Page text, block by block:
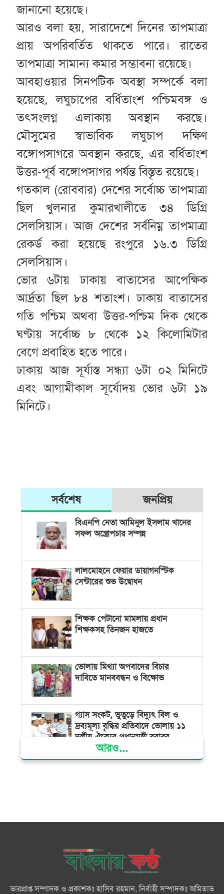
জানানো হয়েছে।
আরও বলা হয়, সারাদেশে দিনের তাপমাত্রা
প্রায় অপরিবর্তিত থাকতে পারে। রাতের
তাপমাত্রা সামান্য কমার সম্ভাবনা রয়েছে।
আবহাওয়ার সিনপটিক অবস্থা সম্পর্কে বলা
হয়েছে, লঘুচাপের বর্ধিতাংশ পশ্চিমবঙ্গ ও
তৎসংলগ্ন এলাকায় অবস্থান করছে।
মৌসুমের স্বাভাবিক লঘুচাপ দক্ষিণ
বঙ্গোপসাগরে অবস্থান করছে, এর বর্ধিতাংশ
উত্তর-পূর্ব বঙ্গোপসাগর পর্যন্ত বিস্তৃত রয়েছে।
গতকাল (রোববার) দেশের সর্বোচ্চ তাপমাত্রা
ছিল খুলনার কুমারখালীতে ৩৪ ডিগ্রি
সেলসিয়াস। আজ দেশের সর্বনিম্ন তাপমাত্রা
রেকর্ড করা হয়েছে রংপুরে ১৬.৩ ডিগ্রি
সেলসিয়াস।
ভোর ৬টায় ঢাকায় বাতাসের আপেক্ষিক
আর্দ্রতা ছিল ৮৪ শতাংশ। ঢাকায় বাতাসের
গতি পশ্চিম অথবা উত্তর-পশ্চিম দিক থেকে
ঘণ্টায় সর্বোচ্চ ৮ থেকে ১২ কিলোমিটার
বেগে প্রবাহিত হতে পারে।
ঢাকায় আজ সূর্যাস্ত সন্ধ্যা ৬টা ০২ মিনিটে
এবং আগামীকাল সূর্যোদয় ভোর ৬টা ১৯
মিনিটে।
সর্বশেষ জনপ্রিয়
বিএনপি নেতা আমিনুল ইসলাম খানের
সফল অস্ত্রোপচার সম্পন্ন
লালমোহনে ফেয়ার ডায়াগনস্টিক
সেন্টারের শুভ উদ্বোধন
শিক্ষক পেটানো মামলায় প্রধান
শিক্ষকসহ তিনজন হাজতে
ভোলায় মিথ্যা অপবাদের বিচার
দাবিতে মানববন্ধন ও বিক্ষোভ
গ্যাস সংকট, ভুতুড়ে বিদ্যুৎ বিল ও
দ্রব্যমূল্য বৃদ্ধির প্রতিবাদে ভোলায় ১১
দলীয় ঐক্যের প্রধানমন্ত্রী বরাবর
স্মারকলিপি প্রদান
পালিত
জুলাইয়ে সড়কে ঝরল ৪১৬ প্রাণ,
মোটরসাইকেলে সর্বাধিক মৃত্যু
আরও...
ভারপ্রাপ্ত সম্পাদক ও প্রকাশকঃ হাসিব রহমান, নির্বাহী সম্পাদকঃ অমিতাভ